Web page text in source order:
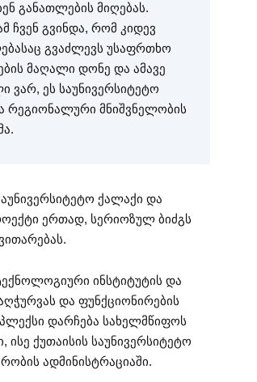
განათლების მიღებას.
ჩვენ გვინდა, რომ კიდევ
გვაძლევს უსაფრთხო
მაღალი დონე და ამავე
ვარ, ეს საუნივერსიტეტო
რეგიონალური მნიშვნელობის
ქალაქი და
ერთად, სერიოზულ ბიძგს
ინსტიტუტის და
და ფუნქციონირების
დარჩება სახელმწიფოს
ქუთაისის საუნივერსიტეტო
ადმინისტრაციაში.